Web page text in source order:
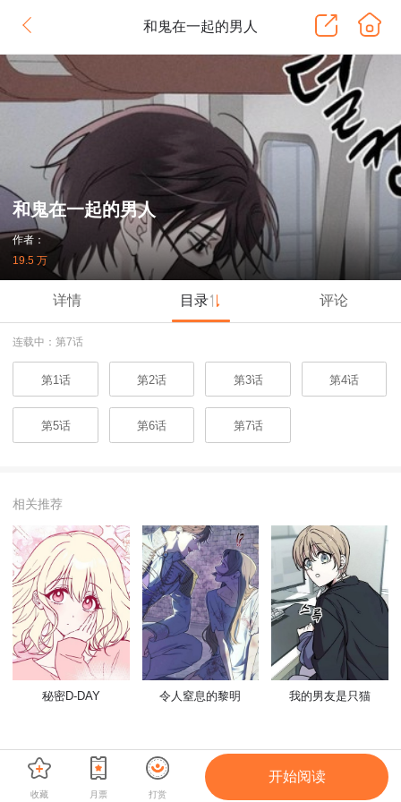
和鬼在一起的男人
和鬼在一起的男人
作者：
19.5 万
详情 目录 评论
连载中：第7话
第1话 第2话 第3话 第4话
第5话 第6话 第7话
相关推荐
秘密D-DAY 令人窒息的黎明 我的男友是只猫
收藏 月票 打赏
开始阅读